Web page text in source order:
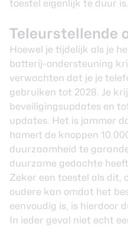
toestel eigenlijk te duur is.
Teleurstellende
Hoewel je tijdelijk als je
batterij-ondersteuning
verwachten dat je je
gebruiken tot 2028. Je
beveiligingsupdates en
updates. Het is jammer
hamert de knoppen
duurzaamheid te
duurzame gedachte
Zeker een toestel als dit,
oudere kan omdat het
eenvoudig is, is hierdoor
In ieder geval niet echt